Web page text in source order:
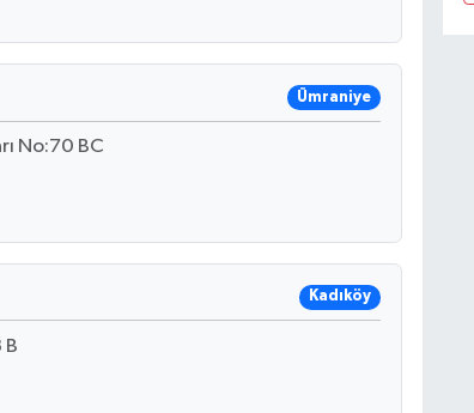
Ümraniye
No:70 BC
Kadıköy
B